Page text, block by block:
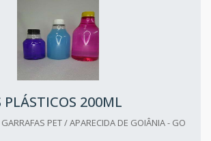
PLÁSTICOS 200ML
PET / APARECIDA DE GOIÂNIA - GO